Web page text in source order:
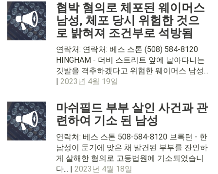
협박 혐의로 체포된 웨이머스
남성, 체포 당시 위험한 것으
로 밝혀져 조건부로 석방됨
연락처: 연락처: 베스 스톤 (508) 584-8120
HINGHAM - 더비 스트리트 앞에 날아다니는
깃발을 격추하겠다고 위협한 웨이머스 남성...
| 2023년 4월 19일
마쉬필드 부부 살인 사건과 관
련하여 기소 된 남성
연락처: 베스 스톤 508-584-8120 브록턴 - 한
남성이 둔기에 맞은 채 발견된 부부를 잔인하
게 살해한 혐의로 고등법원에 기소되었습니
다... | 2023년 4월 18일